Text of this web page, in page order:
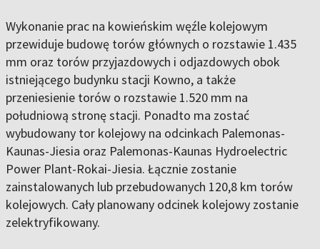
Wykonanie prac na kowieńskim węźle kolejowym
przewiduje budowę torów głównych o rozstawie 1.435
mm oraz torów przyjazdowych i odjazdowych obok
istniejącego budynku stacji Kowno, a także
przeniesienie torów o rozstawie 1.520 mm na
południową stronę stacji. Ponadto ma zostać
wybudowany tor kolejowy na odcinkach Palemonas-
Kaunas-Jiesia oraz Palemonas-Kaunas Hydroelectric
Power Plant-Rokai-Jiesia. Łącznie zostanie
zainstalowanych lub przebudowanych 120,8 km torów
kolejowych. Cały planowany odcinek kolejowy zostanie
zelektryfikowany.